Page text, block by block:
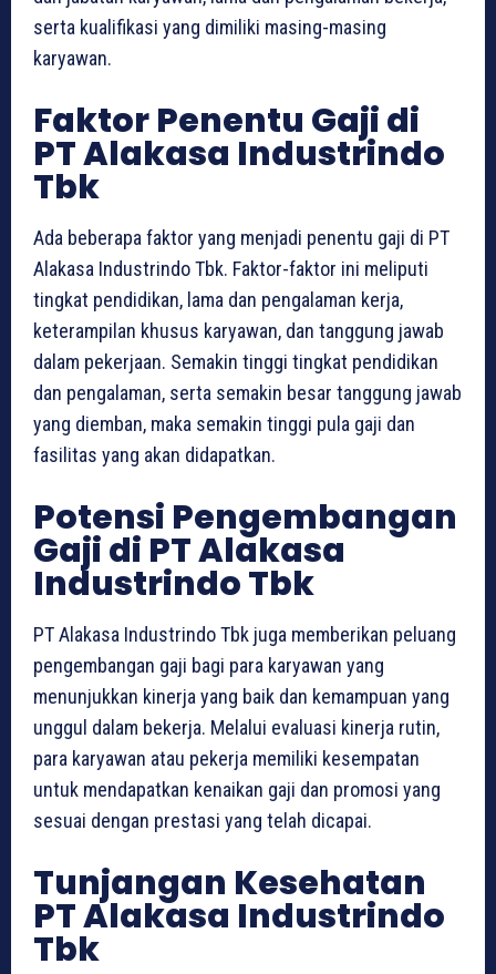
serta kualifikasi yang dimiliki masing-masing
karyawan.
Faktor Penentu Gaji di
PT Alakasa Industrindo
Tbk
Ada beberapa faktor yang menjadi penentu gaji di PT
Alakasa Industrindo Tbk. Faktor-faktor ini meliputi
tingkat pendidikan, lama dan pengalaman kerja,
keterampilan khusus karyawan, dan tanggung jawab
dalam pekerjaan. Semakin tinggi tingkat pendidikan
dan pengalaman, serta semakin besar tanggung jawab
yang diemban, maka semakin tinggi pula gaji dan
fasilitas yang akan didapatkan.
Potensi Pengembangan
Gaji di PT Alakasa
Industrindo Tbk
PT Alakasa Industrindo Tbk juga memberikan peluang
pengembangan gaji bagi para karyawan yang
menunjukkan kinerja yang baik dan kemampuan yang
unggul dalam bekerja. Melalui evaluasi kinerja rutin,
para karyawan atau pekerja memiliki kesempatan
untuk mendapatkan kenaikan gaji dan promosi yang
sesuai dengan prestasi yang telah dicapai.
Tunjangan Kesehatan
PT Alakasa Industrindo
Tbk